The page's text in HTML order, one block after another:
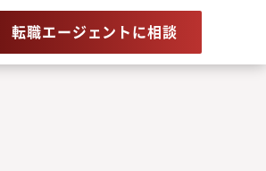
転職エージェントに相談